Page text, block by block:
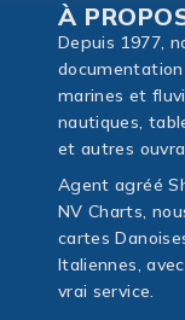
À
Depuis 1977,
marines et
nautiques,
et autres
Agent agréé
NV Charts,
cartes
Italiennes,
vrai service.